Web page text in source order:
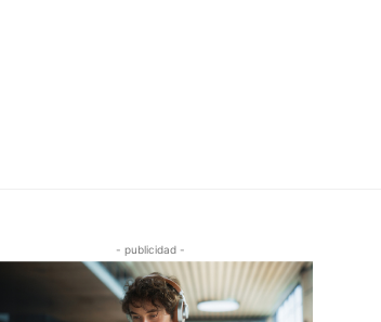
- publicidad -